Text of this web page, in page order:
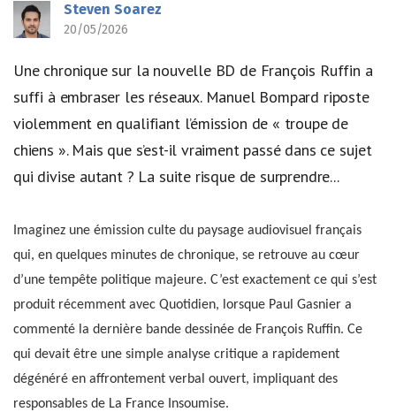
Steven Soarez
20/05/2026
Une chronique sur la nouvelle BD de François Ruffin a
suffi à embraser les réseaux. Manuel Bompard riposte
violemment en qualifiant l’émission de « troupe de
chiens ». Mais que s’est-il vraiment passé dans ce sujet
qui divise autant ? La suite risque de surprendre...
Imaginez une émission culte du paysage audiovisuel français
qui, en quelques minutes de chronique, se retrouve au cœur
d’une tempête politique majeure. C’est exactement ce qui s’est
produit récemment avec Quotidien, lorsque Paul Gasnier a
commenté la dernière bande dessinée de François Ruffin. Ce
qui devait être une simple analyse critique a rapidement
dégénéré en affrontement verbal ouvert, impliquant des
responsables de La France Insoumise.